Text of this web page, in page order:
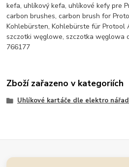
kefa, uhlíkový kefa, uhlíkové kefy pre
carbon brushes, carbon brush for
Kohlebürsten, Kohlebürste für Protool
szczotki węglowe, szczotka węglowa
766177
Zboží zařazeno v kategoriích
Uhlíkové kartáče dle elektro